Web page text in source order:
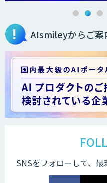
生成AI
法人向
発/
AIsmileyからご案
SNSをフォローして、最